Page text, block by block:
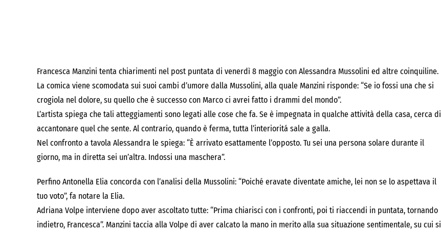
Francesca Manzini tenta chiarimenti nel post puntata di venerdì 8 maggio con Alessandra Mussolini ed altre coinquiline.
La comica viene scomodata sui suoi cambi d’umore dalla Mussolini, alla quale Manzini risponde: “Se io fossi una che si
crogiola nel dolore, su quello che è successo con Marco ci avrei fatto i drammi del mondo”.
L’artista spiega che tali atteggiamenti sono legati alle cose che fa. Se è impegnata in qualche attività della casa, cerca di
accantonare quel che sente. Al contrario, quando è ferma, tutta l’interioritá sale a galla.
Nel confronto a tavola Alessandra le spiega: “È arrivato esattamente l’opposto. Tu sei una persona solare durante il
giorno, ma in diretta sei un’altra. Indossi una maschera”.
Perfino Antonella Elia concorda con l’analisi della Mussolini: “Poiché eravate diventate amiche, lei non se lo aspettava il
tuo voto”, fa notare la Elia.
Adriana Volpe interviene dopo aver ascoltato tutte: “Prima chiarisci con i confronti, poi ti riaccendi in puntata, tornando
indietro, Francesca”. Manzini taccia alla Volpe di aver calcato la mano in merito alla sua situazione sentimentale, su cui si